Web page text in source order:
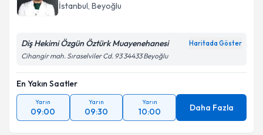
İstanbul, Beyoğlu
Diş Hekimi Özgün Öztürk Muayenehanesi Haritada Göster
Cihangir mah. Sıraselviler Cd. 93 34433 Beyoğlu
En Yakın Saatler
Yarın
09:00
Yarın
09:30
Yarın
10:00 Daha Fazla